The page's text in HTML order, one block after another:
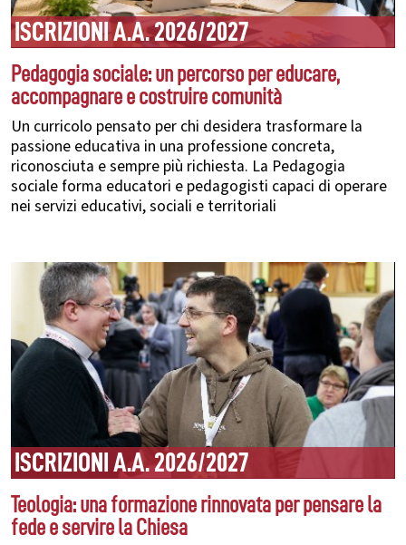
ISCRIZIONI A.A. 2026/2027
Pedagogia sociale: un percorso per educare,
accompagnare e costruire comunità
Un curricolo pensato per chi desidera trasformare la
passione educativa in una professione concreta,
riconosciuta e sempre più richiesta. La Pedagogia
sociale forma educatori e pedagogisti capaci di operare
nei servizi educativi, sociali e territoriali
ISCRIZIONI A.A. 2026/2027
Teologia: una formazione rinnovata per pensare la
fede e servire la Chiesa